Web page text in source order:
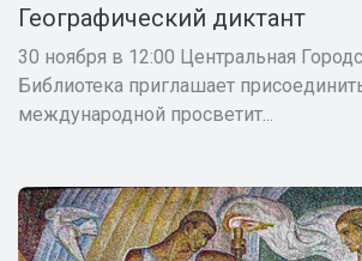
Географический диктант
30 ноября в 12:00 Центральная
Библиотека приглашает
международной просветит...